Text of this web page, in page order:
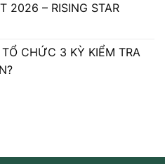
2026 – RISING STAR
CHỨC 3 KỲ KIỂM TRA